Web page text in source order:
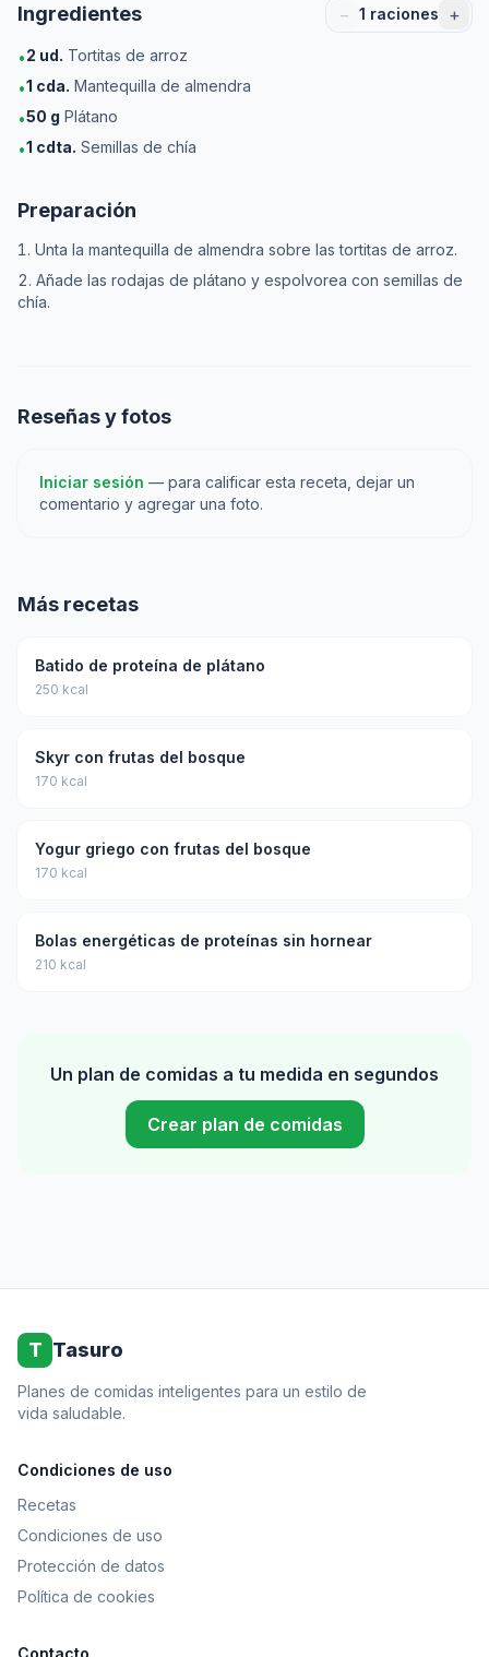
Ingredientes − 1 raciones +
•2 ud. Tortitas de arroz
•1 cda. Mantequilla de almendra
•50 g Plátano
•1 cdta. Semillas de chía
Preparación
Unta la mantequilla de almendra sobre las tortitas de arroz.
Añade las rodajas de plátano y espolvorea con semillas de
chía.
Reseñas y fotos
Iniciar sesión — para calificar esta receta, dejar un
comentario y agregar una foto.
Más recetas
Batido de proteína de plátano
250 kcal
Skyr con frutas del bosque
170 kcal
Yogur griego con frutas del bosque
170 kcal
Bolas energéticas de proteínas sin hornear
210 kcal
Un plan de comidas a tu medida en segundos
Crear plan de comidas
T Tasuro
Planes de comidas inteligentes para un estilo de
vida saludable.
Condiciones de uso
Recetas
Condiciones de uso
Protección de datos
Política de cookies
Contacto